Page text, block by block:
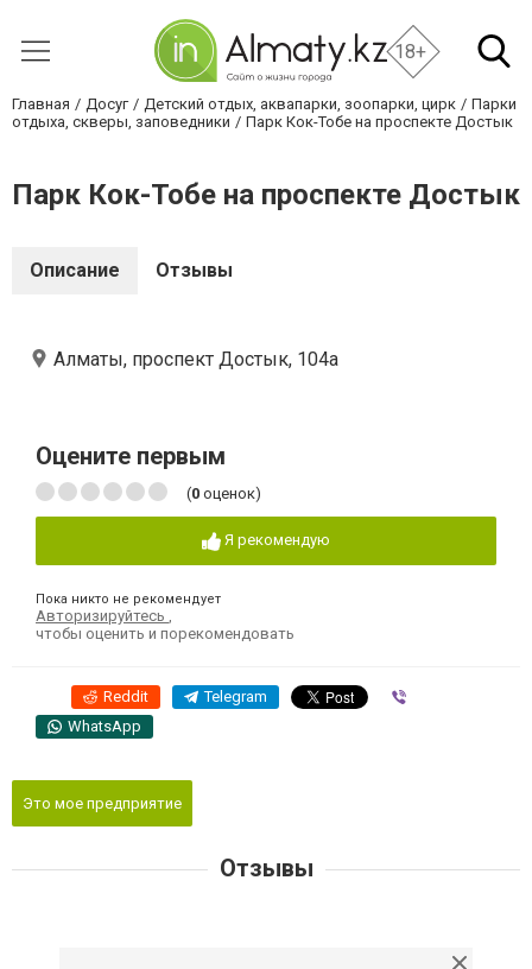
18+
Главная Досуг Детский отдых, аквапарки, зоопарки, цирк
Парки
отдыха, скверы, заповедники
Парк Кок-Тобе на проспекте Достык
Парк Кок-Тобе на проспекте Достык
Описание Отзывы
Алматы, проспект Достык, 104а
Оцените первым
(0 оценок)
Я рекомендую
Пока никто не рекомендует
Авторизируйтесь
чтобы оценить и порекомендовать
Reddit Telegram
WhatsApp
Это мое предприятие
Отзывы